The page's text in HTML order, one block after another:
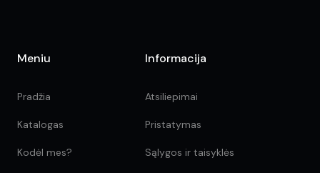
Meniu
Pradžia
Katalogas
Kodėl mes?
Informacija
Atsiliepimai
Pristatymas
Sąlygos ir taisyklės